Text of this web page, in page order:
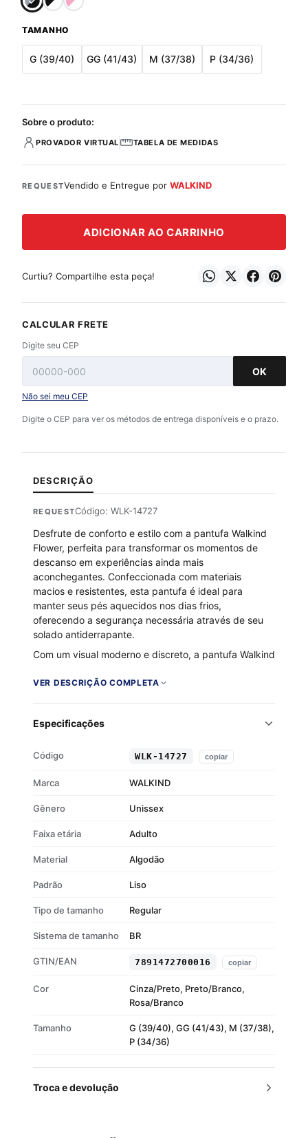
TAMANHO
G (39/40) GG (41/43) M (37/38) P (34/36)
Sobre o produto:
PROVADOR VIRTUAL TABELA DE MEDIDAS
REQUESTVendido e Entregue porWALKIND
ADICIONAR AO CARRINHO
Curtiu? Compartilhe esta peça!
CALCULAR FRETE
Digite seu CEP
OK
Não sei meu CEP
Digite o CEP para ver os métodos de entrega disponíveis e o prazo.
DESCRIÇÃO
REQUESTCódigo: WLK-14727
Desfrute de conforto e estilo com a pantufa Walkind
Flower, perfeita para transformar os momentos de
descanso em experiências ainda mais
aconchegantes. Confeccionada com materiais
macios e resistentes, esta pantufa é ideal para
manter seus pés aquecidos nos dias frios,
oferecendo a segurança necessária através de seu
solado antiderrapante.
Com um visual moderno e discreto, a pantufa Walkind
mood caseiro. Seja para relaxar após um longo dia ou
praticidade em casa.
Marca: Walkind – conforto com personalidade
Material: Algodão/Poliéster – maciez com
qualquer piso
VER DESCRIÇÃO COMPLETA
Especificações
Código WLK-14727 copiar
Marca WALKIND
Gênero Unissex
Faixa etária Adulto
Material Algodão
Padrão Liso
Tipo de tamanho Regular
Sistema de tamanho BR
GTIN/EAN 7891472700016 copiar
Cor
Cinza/Preto, Preto/Branco,
Rosa/Branco
Tamanho
G (39/40), GG (41/43), M (37/38),
P (34/36)
Troca e devolução